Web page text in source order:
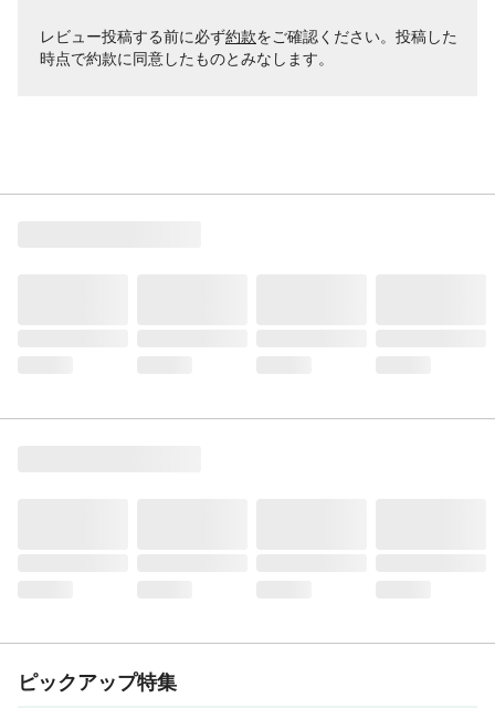
レビュー投稿する前に必ず約款をご確認ください。投稿した
時点で約款に同意したものとみなします。
ピックアップ特集